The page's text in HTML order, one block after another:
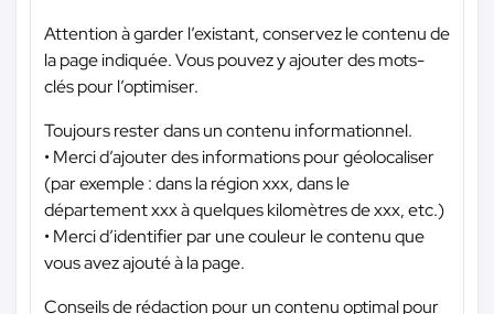
Attention à garder l’existant, conservez le contenu de
la page indiquée. Vous pouvez y ajouter des mots-
clés pour l’optimiser.
Toujours rester dans un contenu informationnel.
• Merci d’ajouter des informations pour géolocaliser
(par exemple : dans la région xxx, dans le
département xxx à quelques kilomètres de xxx, etc.)
• Merci d’identifier par une couleur le contenu que
vous avez ajouté à la page.
Conseils de rédaction pour un contenu optimal pour